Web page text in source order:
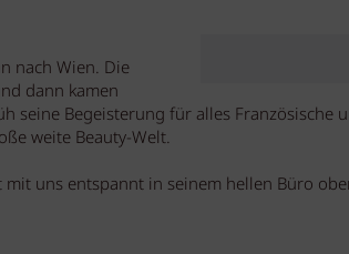
nach Wien. Die
dann kamen
seine Begeisterung für alles Französische
weite Beauty-Welt.
uns entspannt in seinem hellen Büro